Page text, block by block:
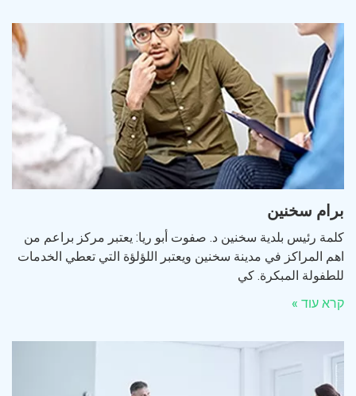
برام سخنين
كلمة رئيس بلدية سخنين د. صفوت أبو ريا: يعتبر مركز براعم من
اهم المراكز في مدينة سخنين ويعتبر اللؤلؤة التي تعطي الخدمات
للطفولة المبكرة. كي
קרא עוד »